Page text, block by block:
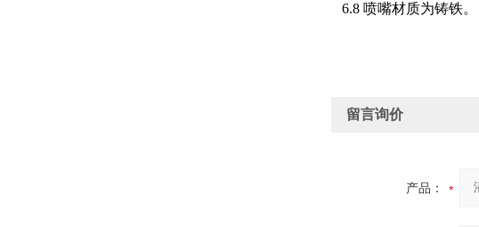
6.8 喷嘴材质为铸铁。
留言询价
产品：